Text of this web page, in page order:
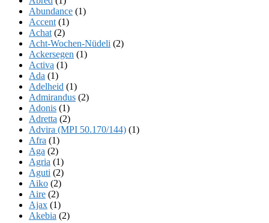
Abundance (1)
Accent (1)
Achat (2)
Acht-Wochen-Nüdeli (2)
Ackersegen (1)
Activa (1)
Ada (1)
Adelheid (1)
Admirandus (2)
Adonis (1)
Adretta (2)
Advira (MPI 50.170/144) (1)
Afra (1)
Aga (2)
Agria (1)
Aguti (2)
Aiko (2)
Aire (2)
Ajax (1)
Akebia (2)